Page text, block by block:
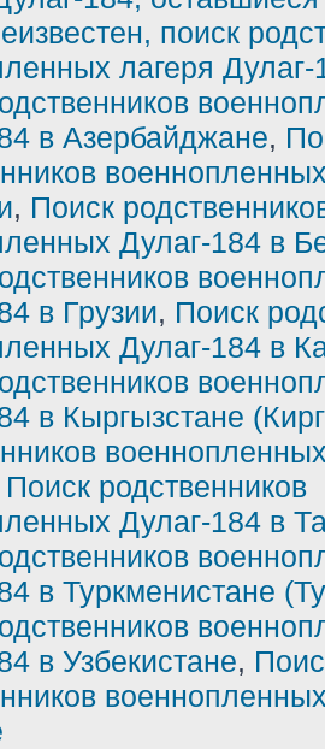
поиск
лагеря
в Азербайджане,
, Поиск
Дулаг-184 в
в Грузии, Поиск
Дулаг-184 в
в Кыргызстане
Поиск родственников
Дулаг-184 в
в Туркменистане
в Узбекистане,